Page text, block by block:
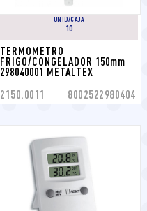
UNID/CAJA
10
TERMOMETRO
FRIGO/CONGELADOR 150mm
298040001 METALTEX
2150.0011 8002522980404